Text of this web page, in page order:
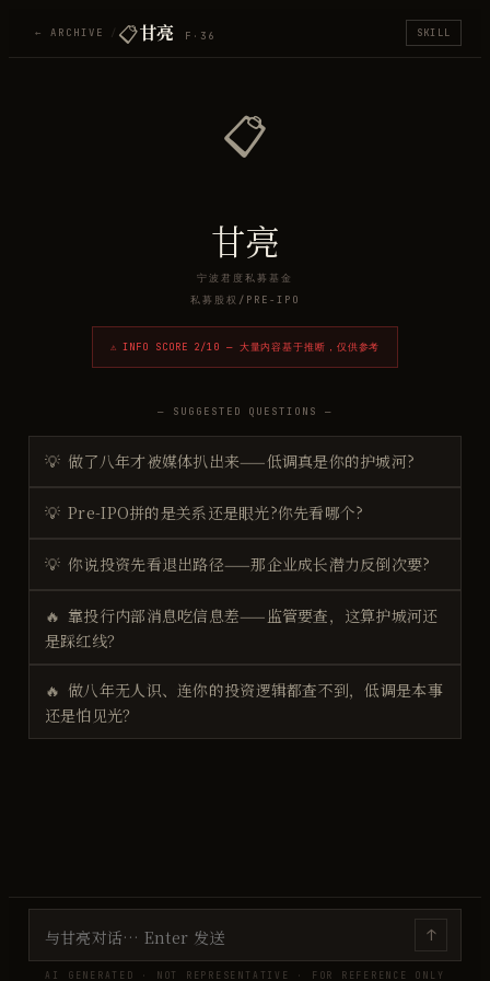
← ARCHIVE / 📋甘亮 F· 36 SKILL
📋
甘亮
宁波君度私募基金
私募股权/PRE-IPO
⚠ INFO SCORE 2/10 — 大量内容基于推断，仅供参考
— SUGGESTED QUESTIONS —
💡 做了八年才被媒体扒出来——低调真是你的护城河?
💡 Pre-IPO拼的是关系还是眼光?你先看哪个?
💡 你说投资先看退出路径——那企业成长潜力反倒次要?
🔥 靠投行内部消息吃信息差——监管要查，这算护城河还
是踩红线？
🔥 做八年无人识、连你的投资逻辑都查不到，低调是本事
还是怕见光？
↑
AI GENERATED · NOT REPRESENTATIVE · FOR REFERENCE ONLY